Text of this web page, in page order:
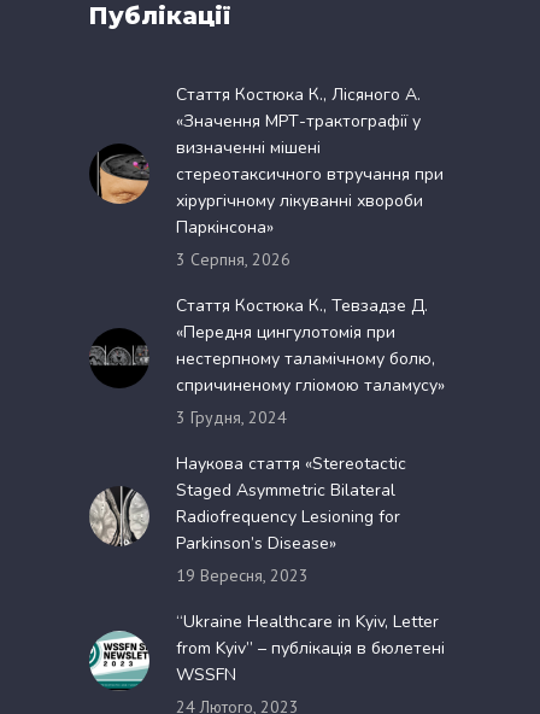
Публікації
Стаття Костюка К., Лісяного А.
«Значення МРТ-трактографії у
визначенні мішені
стереотаксичного втручання при
хірургічному лікуванні хвороби
Паркінсона»
3 Серпня, 2026
Стаття Костюка К., Тевзадзе Д.
«Передня цингулотомія при
нестерпному таламічному болю,
спричиненому гліомою таламусу»
3 Грудня, 2024
Наукова стаття «Stereotactic
Staged Asymmetric Bilateral
Radiofrequency Lesioning for
Parkinson’s Disease»
19 Вересня, 2023
“Ukraine Healthcare in Kyiv, Letter
from Kyiv” – публікація в бюлетені
WSSFN
24 Лютого, 2023